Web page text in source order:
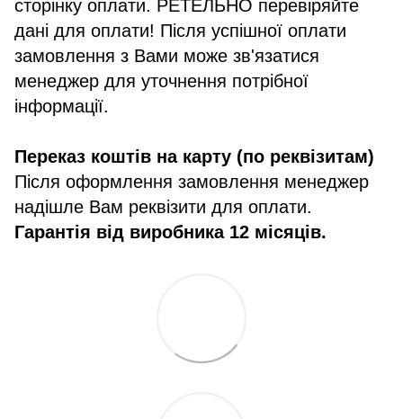
сторінку оплати. РЕТЕЛЬНО перевіряйте
дані для оплати! Після успішної оплати
замовлення з Вами може зв'язатися
менеджер для уточнення потрібної
інформації.
Переказ коштів на карту (по реквізитам)
Після оформлення замовлення менеджер
надішле Вам реквізити для оплати.
Гарантія від виробника 12 місяців.